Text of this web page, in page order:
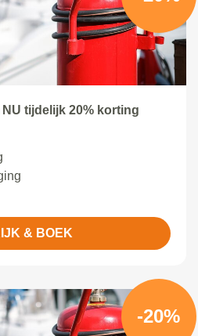
tijdelijk 20% korting
& BOEK
-20%